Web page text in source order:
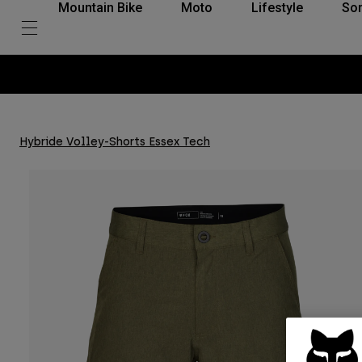
Mountain Bike Moto Lifestyle
Hybride Volley-Shorts Essex Tech